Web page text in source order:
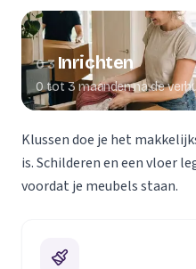
03 Inrichten
0 tot 3 maanden na de
Klussen doe je het
is. Schilderen en een vloer
voordat je meubels staan.